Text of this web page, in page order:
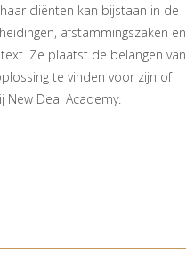
cliënten kan bijstaan in de
afstammingszaken en
Ze plaatst de belangen van
te vinden voor zijn of
Deal Academy.